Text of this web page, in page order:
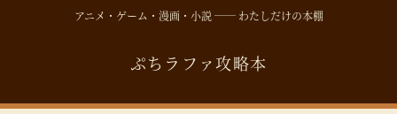
アニメ・ゲーム・漫画・小説 ── わたしだけの本棚
ぷちラファ攻略本